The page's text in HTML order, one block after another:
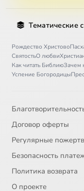
Тематические
Рождество Христово
СвятостьО любви
Как читать БиблиюЗачем
Успение Богородицы
Договор оферты
Регулярные
Безопасность
Политика возврата
О проекте